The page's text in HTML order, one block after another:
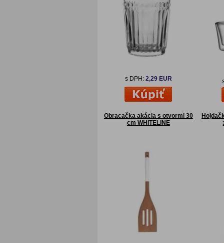
s DPH: 2,29 EUR
Obracačka akácia s otvormi 30
cm WHITELINE